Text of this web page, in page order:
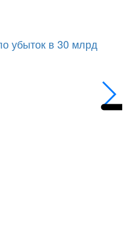
убыток в 30 млрд